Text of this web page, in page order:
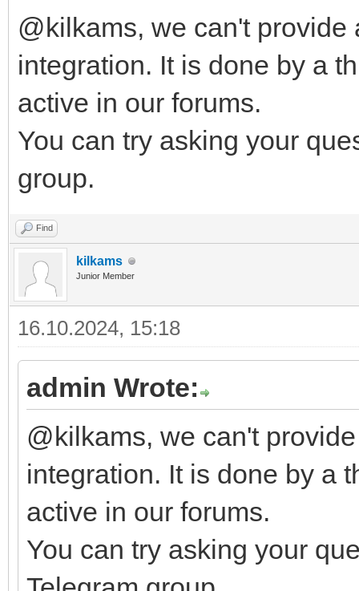
@kilkams, we can't provide
integration. It is done by a
active in our forums.
You can try asking your
group.
Find
kilkams
Junior Member
16.10.2024, 15:18
admin Wrote:
@kilkams, we can't
integration. It is done by a
active in our forums.
You can try asking your